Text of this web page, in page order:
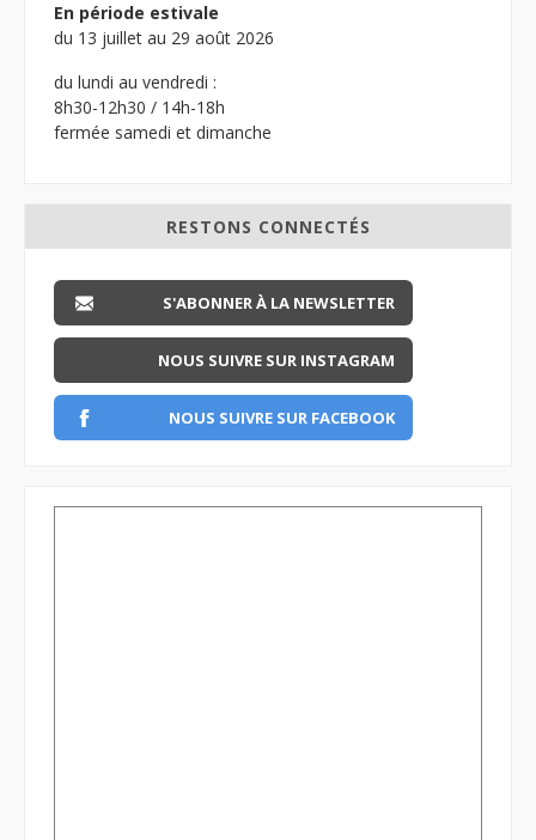
En période estivale
du 13 juillet au 29 août 2026
du lundi au vendredi :
8h30-12h30 / 14h-18h
fermée samedi et dimanche
RESTONS CONNECTÉS
S'ABONNER À LA NEWSLETTER
NOUS SUIVRE SUR INSTAGRAM
NOUS SUIVRE SUR FACEBOOK